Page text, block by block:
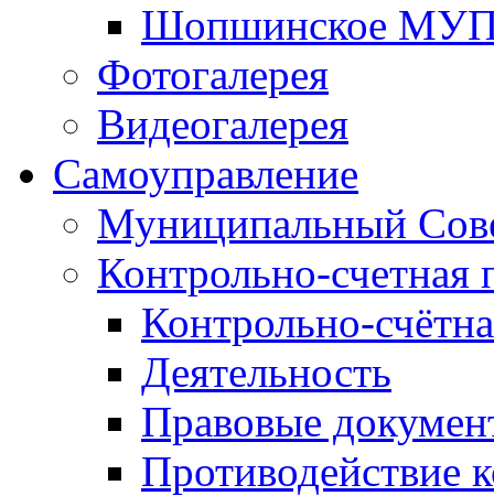
Шопшинское
Фотогалерея
Видеогалерея
Самоуправление
Муниципальный
Контрольно-счетная
Контрольно-
Деятельность
Правовые
Противодействие